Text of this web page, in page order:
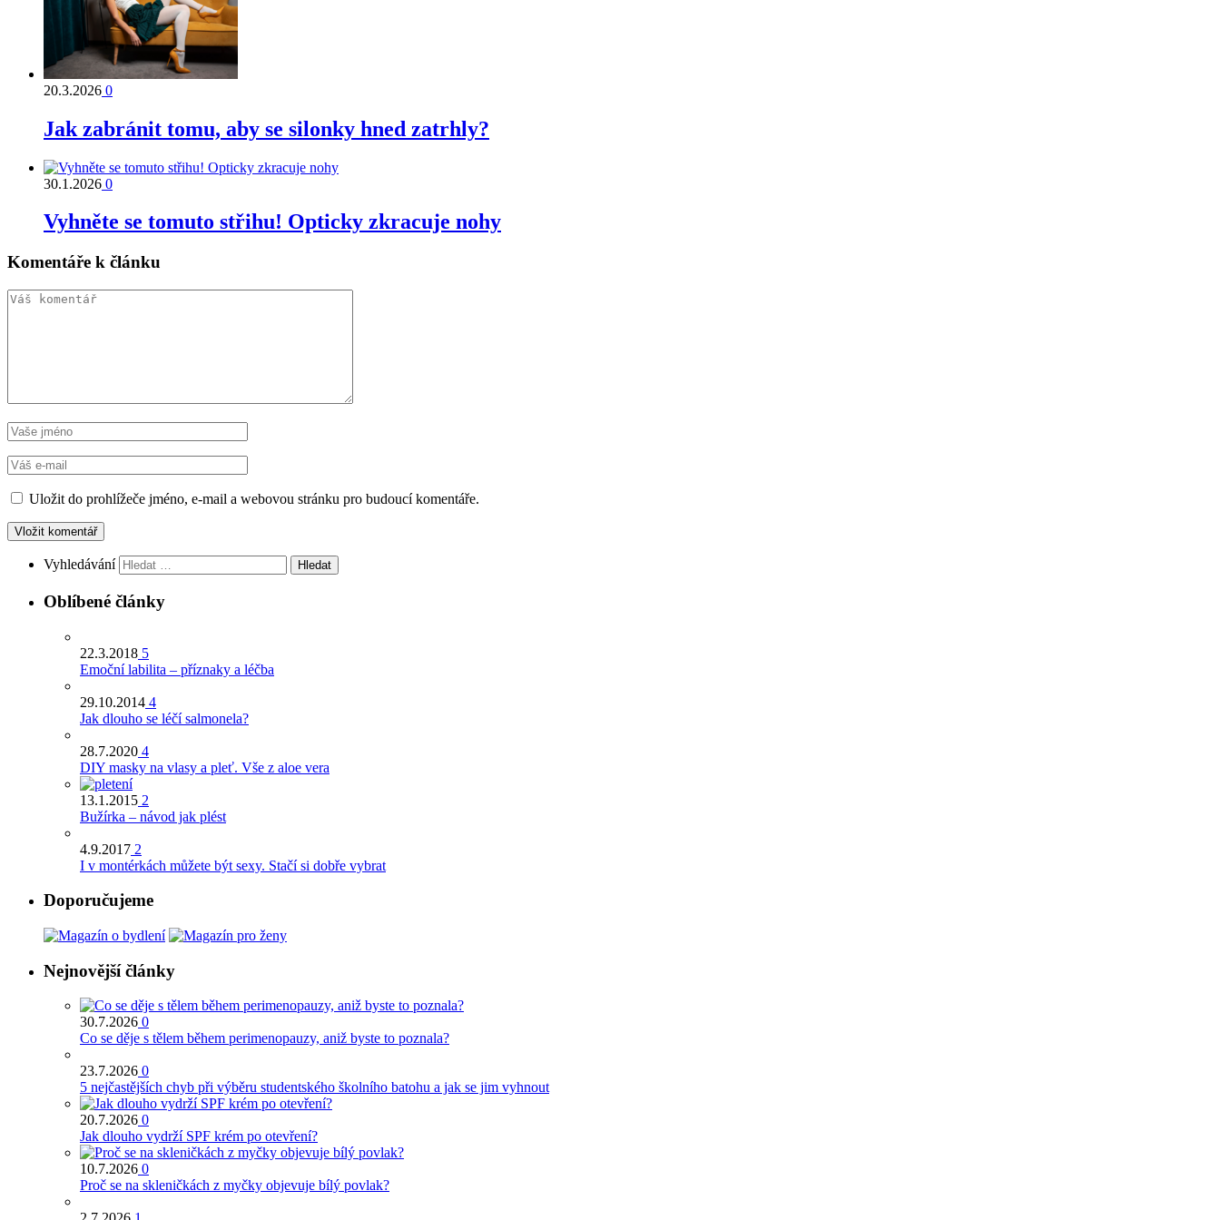
20.3.2026 0
Jak zabránit tomu, aby se silonky hned zatrhly?
30.1.2026 0
Vyhněte se tomuto střihu! Opticky zkracuje nohy
Komentáře k článku
Uložit do prohlížeče jméno, e-mail a webovou stránku pro budoucí komentáře.
Vyhledávání
Oblíbené články
22.3.2018 5
Emoční labilita – příznaky a léčba
29.10.2014 4
Jak dlouho se léčí salmonela?
28.7.2020 4
DIY masky na vlasy a pleť. Vše z aloe vera
13.1.2015 2
Bužírka – návod jak plést
4.9.2017 2
I v montérkách můžete být sexy. Stačí si dobře vybrat
Doporučujeme
Nejnovější články
30.7.2026 0
Co se děje s tělem během perimenopauzy, aniž byste to poznala?
23.7.2026 0
5 nejčastějších chyb při výběru studentského školního batohu a jak se jim vyhnout
20.7.2026 0
Jak dlouho vydrží SPF krém po otevření?
10.7.2026 0
Proč se na skleničkách z myčky objevuje bílý povlak?